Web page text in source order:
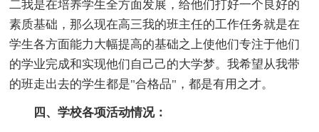
二我是在培养学生全方面发展，给他们打好一个良好的
素质基础，那么现在高三我的班主任的工作任务就是在
学生各方面能力大幅提高的基础之上使他们专注于他们
的学业完成和实现他们自己己的大学梦。我希望从我带
的班走出去的学生都是"合格品"，都是有用之才。
四、学校各项活动情况：